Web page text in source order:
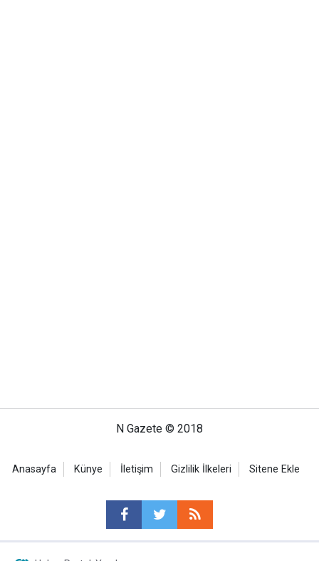
N Gazete © 2018
Anasayfa Künye İletişim Gizlilik İlkeleri Sitene Ekle